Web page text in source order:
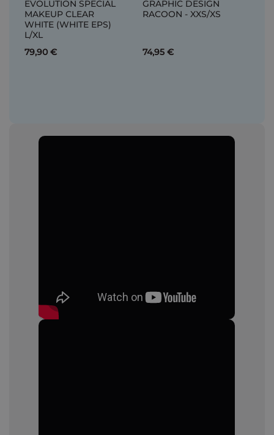
EVOLUTION SPECIAL
MAKEUP CLEAR
WHITE (WHITE EPS)
L/XL
79,90 €
GRAPHIC DESIGN
RACOON - XXS/XS
74,95 €